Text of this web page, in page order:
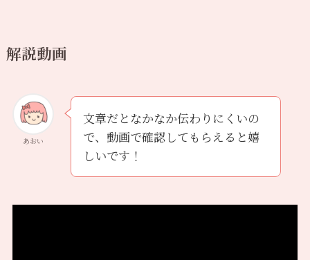
解説動画
あおい
文章だとなかなか伝わりにくいの
で、動画で確認してもらえると嬉
しいです！